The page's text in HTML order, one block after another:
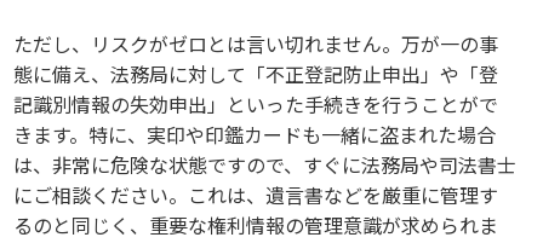
ただし、リスクがゼロとは言い切れません。万が一の事
態に備え、法務局に対して「不正登記防止申出」や「登
記識別情報の失効申出」といった手続きを行うことがで
きます。特に、実印や印鑑カードも一緒に盗まれた場合
は、非常に危険な状態ですので、すぐに法務局や司法書士
にご相談ください。これは、遺言書などを厳重に管理す
るのと同じく、重要な権利情報の管理意識が求められま